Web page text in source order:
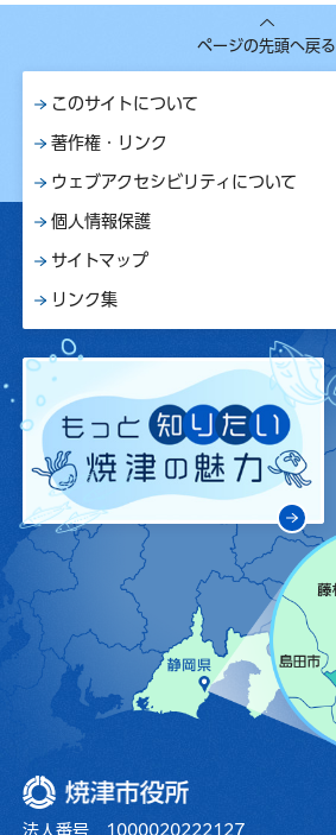
ページの先頭へ戻る
このサイトについて
著作権・リンク
ウェブアクセシビリティについて
個人情報保護
サイトマップ
リンク集
焼津市役所
法人番号 1000020222127